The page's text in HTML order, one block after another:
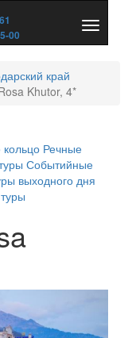
00
скрыть
край
Khutor, 4*
кольцо Речные
Событийные
выходного дня